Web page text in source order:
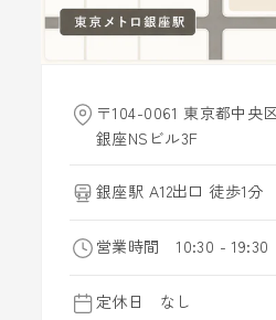
〒104-0061 東京都中央
銀座NSビル3F
銀座駅 A12出口 徒歩1分
営業時間 10:30 - 19:30
定休日 なし